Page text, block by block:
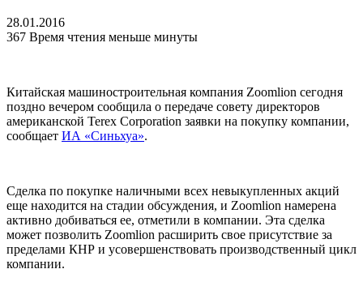
28.01.2016
367 Время чтения меньше минуты
Китайская машиностроительная компания Zoomlion сегодня
поздно вечером сообщила о передаче совету директоров
американской Terex Corporation заявки на покупку компании,
сообщает ИА «Синьхуа».
Сделка по покупке наличными всех невыкупленных акций
еще находится на стадии обсуждения, и Zoomlion намерена
активно добиваться ее, отметили в компании. Эта сделка
может позволить Zoomlion расширить свое присутствие за
пределами КНР и усовершенствовать производственный цикл
компании.